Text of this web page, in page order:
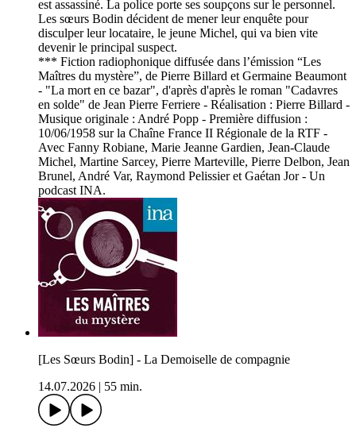
est assassiné. La police porte ses soupçons sur le personnel.
Les sœurs Bodin décident de mener leur enquête pour
disculper leur locataire, le jeune Michel, qui va bien vite
devenir le principal suspect.
*** Fiction radiophonique diffusée dans l’émission “Les
Maîtres du mystère”, de Pierre Billard et Germaine Beaumont
- "La mort en ce bazar", d'après d'après le roman "Cadavres
en solde" de Jean Pierre Ferriere - Réalisation : Pierre Billard -
Musique originale : André Popp - Première diffusion :
10/06/1958 sur la Chaîne France II Régionale de la RTF -
Avec Fanny Robiane, Marie Jeanne Gardien, Jean-Claude
Michel, Martine Sarcey, Pierre Marteville, Pierre Delbon, Jean
Brunel, André Var, Raymond Pelissier et Gaétan Jor - Un
podcast INA.
[Les Sœurs Bodin] - La Demoiselle de compagnie
14.07.2026
55 min.